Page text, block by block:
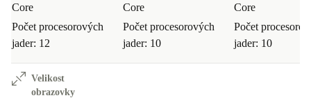
Core
Počet procesorových
jader: 12
Core
Počet procesorových
jader: 10
Core
Počet
jader: 10
Velikost
obrazovky